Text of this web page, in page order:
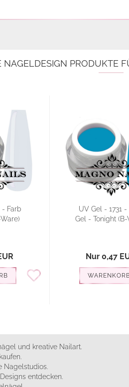
NAGELDESIGN PRODUKTE
- Farb
UV Gel - 1731 -
Gel - Tonight (B-
Nur 0,47
und kreative Nailart.
entdecken.